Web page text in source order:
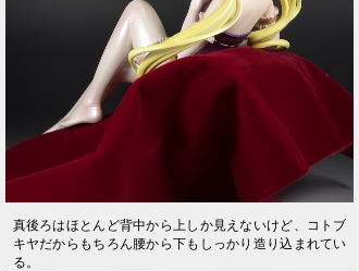
真後ろはほとんど背中から上しか見えないけど、コトブ
キヤだからもちろん腰から下もしっかり造り込まれてい
る。